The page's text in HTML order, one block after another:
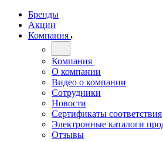
Бренды
Акции
Компания
Компания
О компании
Видео о компании
Сотрудники
Новости
Сертификаты соответствия
Электронные каталоги
Отзывы